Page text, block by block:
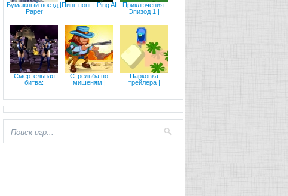
Бумажный поезд |
Paper
Пинг-понг | Ping AI
Приключения:
Эпизод 1 |
Смертельная
битва:
Стрельба по
мишеням |
Парковка
трейлера |